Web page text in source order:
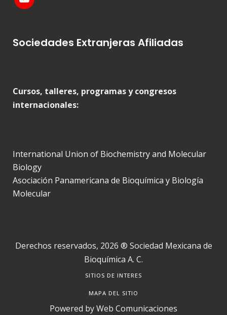
Sociedades Extranjeras Afiliadas
Cursos, talleres, programas y congresos
internacionales:
International Union of Biochemistry and Molecular
Biology
Asociación Panamericana de Bioquímica y Biología
Molecular
Derechos reservados, 2026 ® Sociedad Mexicana de
Bioquímica A. C.
SITIOS DE INTERES
MAPA DEL SITIO
Powered byWeb Comunicaciones